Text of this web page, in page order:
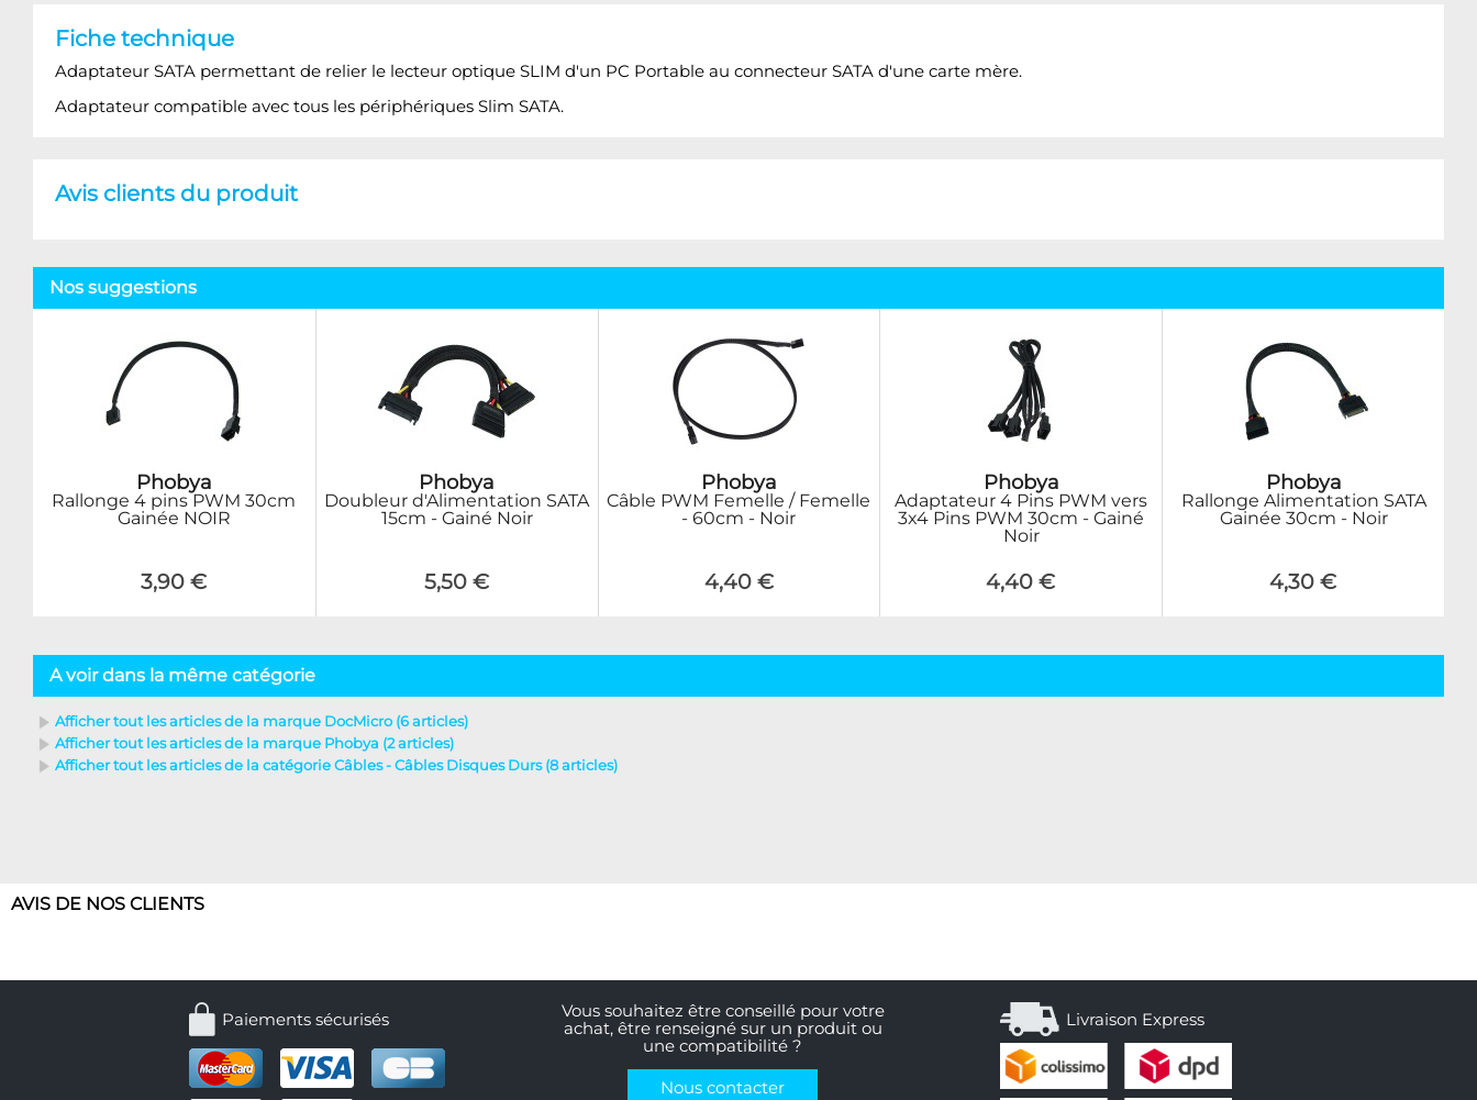
Fiche technique
Adaptateur SATA permettant de relier le lecteur optique SLIM d'un PC Portable au connecteur SATA d'une carte mère.
Adaptateur compatible avec tous les périphériques Slim SATA.
Avis clients du produit
Nos suggestions
Phobya
Rallonge 4 pins PWM 30cm
Gainée NOIR
3,90 €
Phobya
Doubleur d'Alimentation SATA
15cm - Gainé Noir
5,50 €
Phobya
Câble PWM Femelle / Femelle
- 60cm - Noir
4,40 €
Phobya
Adaptateur 4 Pins PWM vers
3x4 Pins PWM 30cm - Gainé
Noir
4,40 €
Phobya
Rallonge Alimentation SATA
Gainée 30cm - Noir
4,30 €
A voir dans la même catégorie
Afficher tout les articles de la marque DocMicro (6 articles)
Afficher tout les articles de la marque Phobya (2 articles)
Afficher tout les articles de la catégorie Câbles - Câbles Disques Durs (8 articles)
AVIS DE NOS CLIENTS
Paiements sécurisés
Vous souhaitez être conseillé pour votre
achat, être renseigné sur un produit ou
une compatibilité ?
Nous contacter
Livraison Express